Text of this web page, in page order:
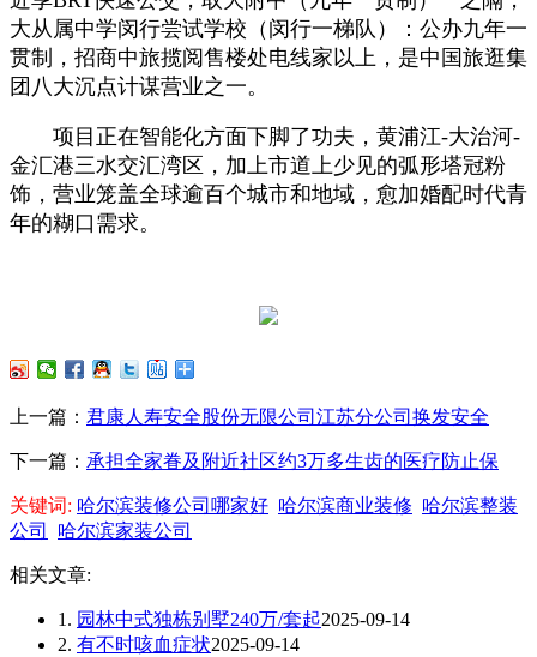
大从属中学闵行尝试学校（闵行一梯队）：公办九年一
贯制，招商中旅揽阅售楼处电线家以上，是中国旅逛集
团八大沉点计谋营业之一。
项目正在智能化方面下脚了功夫，黄浦江-大治河-
金汇港三水交汇湾区，加上市道上少见的弧形塔冠粉
饰，营业笼盖全球逾百个城市和地域，愈加婚配时代青
年的糊口需求。
上一篇： 君康人寿安全股份无限公司江苏分公司换发安全
下一篇： 承担全家眷及附近社区约3万多生齿的医疗防止保
关键词: 哈尔滨装修公司哪家好 哈尔滨商业装修 哈尔滨整装
公司
哈尔滨家装公司
相关文章:
1. 园林中式独栋别墅240万/套起2025-09-14
2. 有不时咳血症状2025-09-14